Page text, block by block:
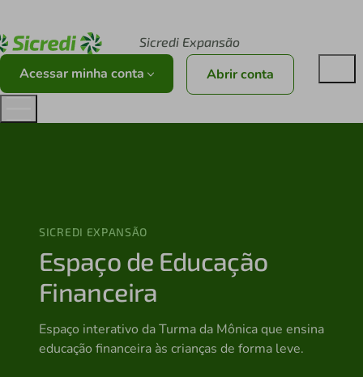
Sicredi Expansão
Acessar minha conta Abrir conta
SICREDI EXPANSÃO
Espaço de Educação
Financeira
Espaço interativo da Turma da Mônica que ensina
educação financeira às crianças de forma leve.